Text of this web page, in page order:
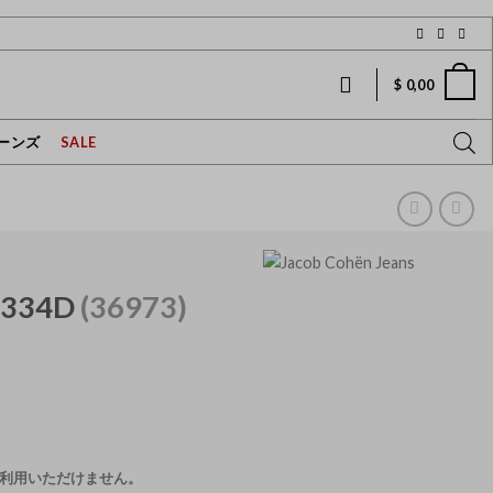
$ 0,00
ンズ SALE
(36973)
用いただけません。